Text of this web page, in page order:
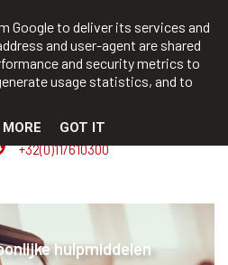
+32(0)11/610300
apotheek Patrick
+32(0)11/610300
hulpmiddelen
Google to deliver its services and
and user-agent are shared
and security metrics to
usage statistics, and to
GOT IT